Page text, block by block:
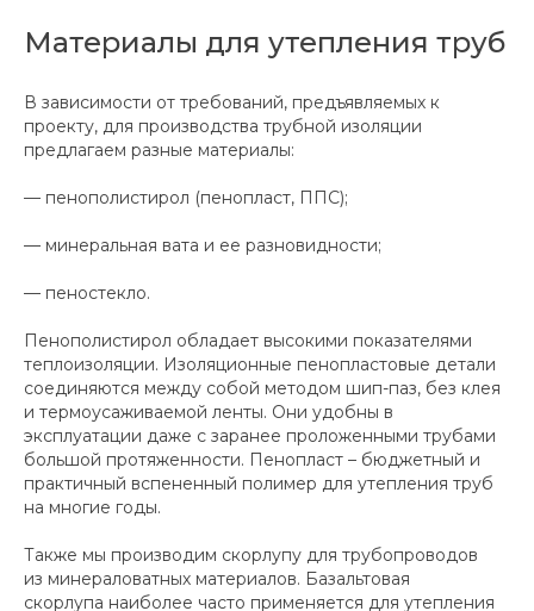
Материалы для утепления труб
В зависимости от требований, предъявляемых к
проекту, для производства трубной изоляции
предлагаем разные материалы:
— пенополистирол (пенопласт, ППС);
— минеральная вата и ее разновидности;
— пеностекло.
Пенополистирол обладает высокими показателями
теплоизоляции. Изоляционные пенопластовые детали
соединяются между собой методом шип-паз, без клея
и термоусаживаемой ленты. Они удобны в
эксплуатации даже с заранее проложенными трубами
большой протяженности. Пенопласт – бюджетный и
практичный вспененный полимер для утепления труб
на многие годы.
Также мы производим скорлупу для трубопроводов
из минераловатных материалов. Базальтовая
скорлупа наиболее часто применяется для утепления